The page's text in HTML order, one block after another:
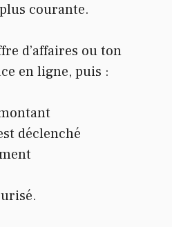
courante.
d’affaires ou ton
en ligne, puis :
déclenché